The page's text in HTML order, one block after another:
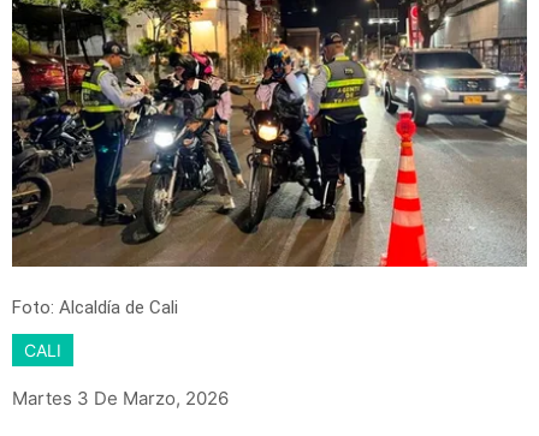
Foto: Alcaldía de Cali
CALI
Martes 3 De Marzo, 2026